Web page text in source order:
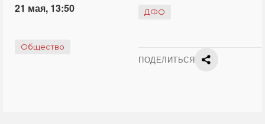
21 мая, 13:50 ДФО
Общество
ПОДЕЛИТЬСЯ